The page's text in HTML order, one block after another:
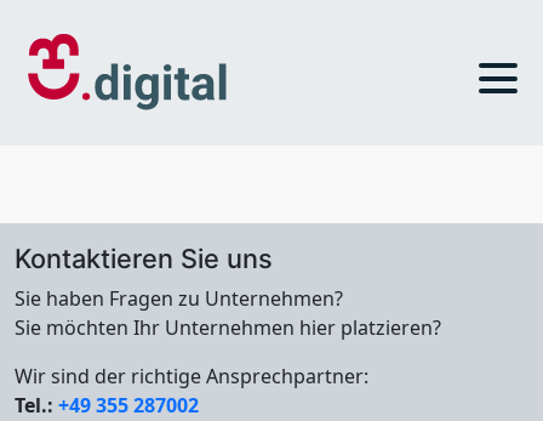
Kontaktieren Sie uns
Sie haben Fragen zu Unternehmen?
Sie möchten Ihr Unternehmen hier platzieren?
Wir sind der richtige Ansprechpartner:
Tel.: +49 355 287002